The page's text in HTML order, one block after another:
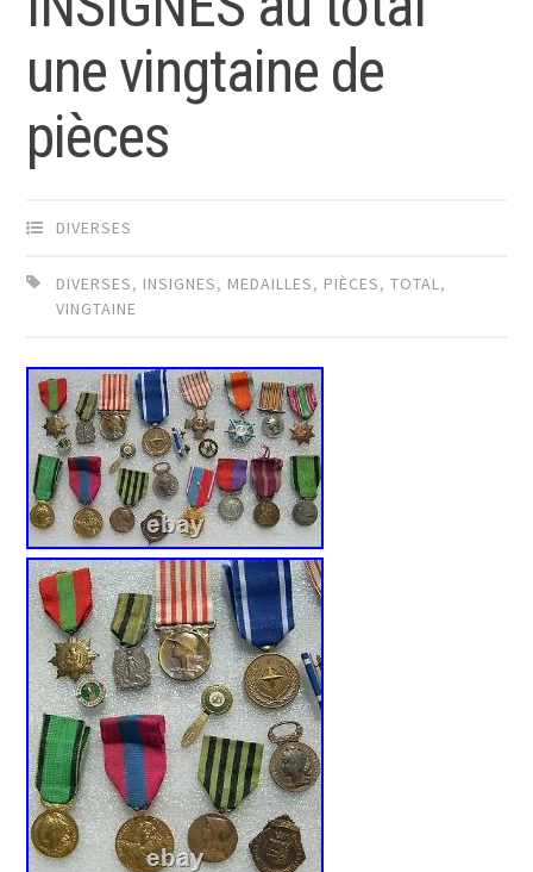
une vingtaine de
pièces
DIVERSES
DIVERSES, INSIGNES, MEDAILLES, PIÈCES,TOTAL,
VINGTAINE